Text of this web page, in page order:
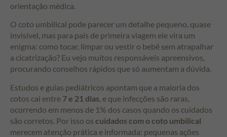
orientação médica.
O coto umbilical pode parecer um detalhe pequeno, quase
invisível, mas para pais de primeira viagem ele vira um
enigma: como tocar, limpar ou vestir o bebê sem atrapalhar
a cicatrização? Eu vejo muitos responsáveis apreensivos,
procurando conselhos rápidos que só aumentam a dúvida.
Estudos e guias pediátricos apontam que a maioria dos
cotos cai entre 7 e 21 dias , e que infecções são raras,
ocorrendo em menos de 1% dos casos quando os cuidados
são corretos. Por isso os cuidados com o coto umbilical
merecem atenção prática e informada: pequenas ações